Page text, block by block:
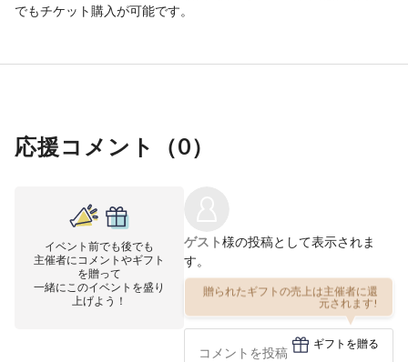
でもチケット購入が可能です。
応援コメント（0）
イベント前でも後でも
主催者にコメントやギフト
を贈って
一緒にこのイベントを盛り
上げよう！
ゲスト様の投稿として表示されま
す。
贈られたギフトの売上は主催者に還
元されます!
ギフトを贈る